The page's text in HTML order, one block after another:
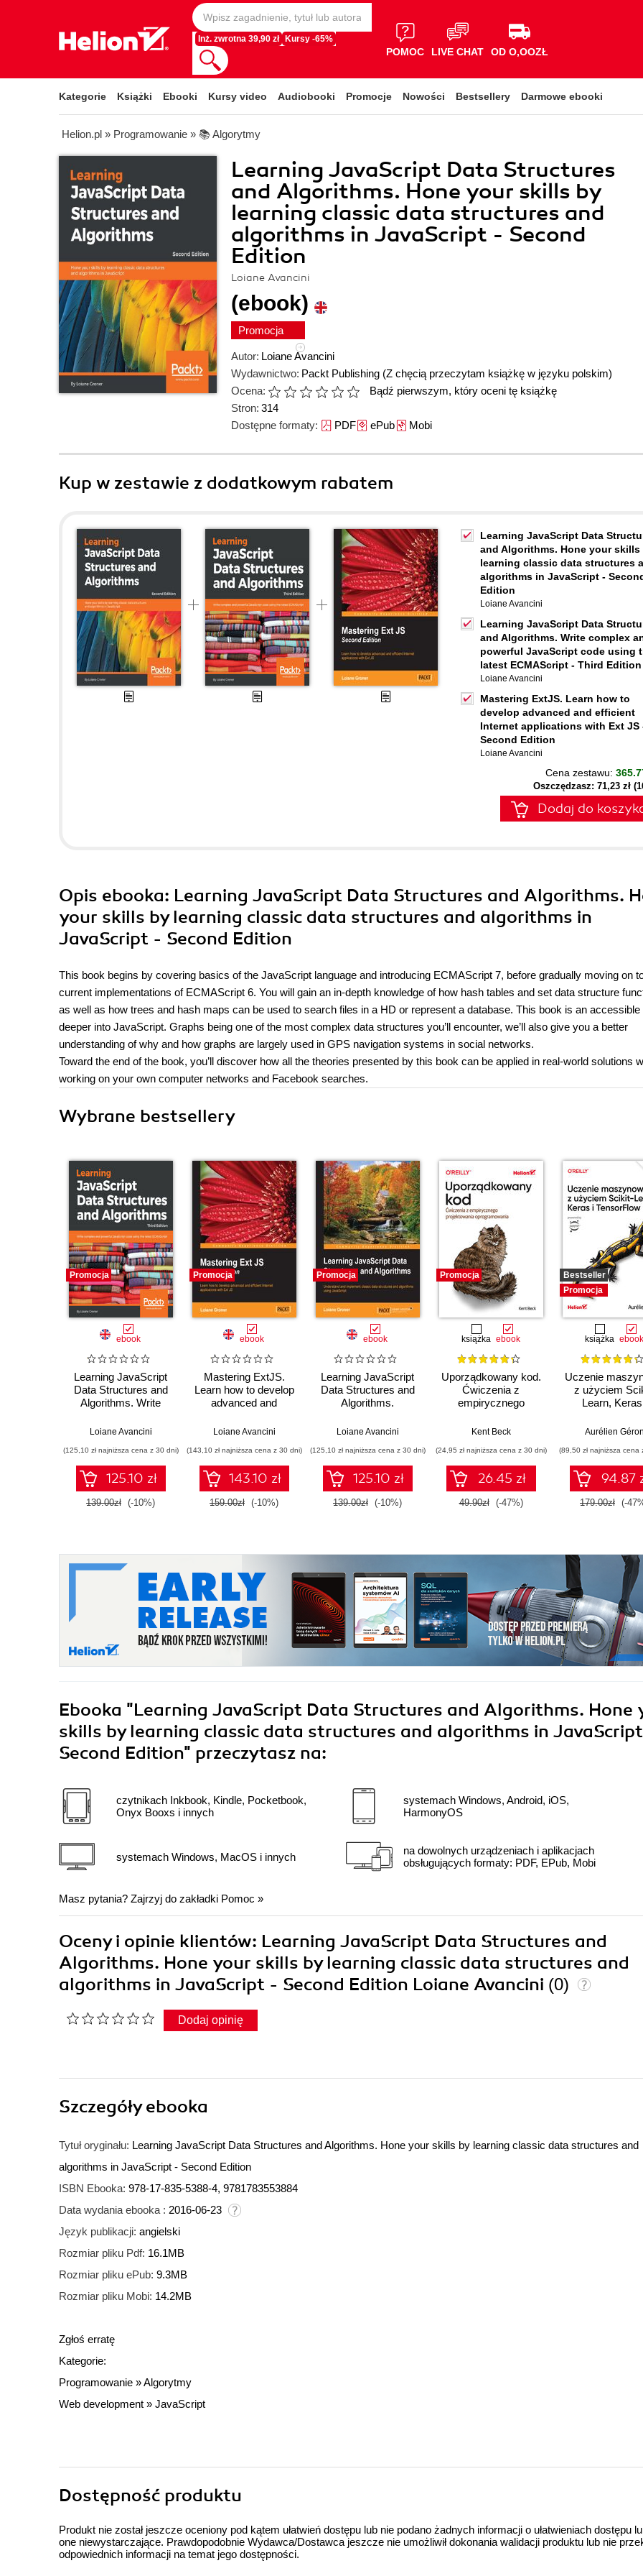
Inż. zwrotna 39,90 zł Kursy -65%
POMOC LIVE CHAT OD O,OOZŁ
Kategorie Książki Ebooki Kursy video Audiobooki Promocje Nowości Bestsellery Darmowe ebooki
Helion.pl » Programowanie » 📚 Algorytmy
Learning JavaScript Data Structures
and Algorithms. Hone your skills by
learning classic data structures and
algorithms in JavaScript - Second
Edition
Loiane Avancini
(ebook)
Promocja
Autor: Loiane Avancini
Wydawnictwo: Packt Publishing (Z chęcią przeczytam książkę w języku polskim)
Ocena:
Bądź pierwszym, który oceni tę książkę
Stron: 314
Dostępne formaty: PDFePubMobi
Kup w zestawie z dodatkowym rabatem
Learning JavaScript Data
and Algorithms. Hone your skills
learning classic data structures
algorithms in JavaScript -
Edition
Loiane Avancini
Learning JavaScript Data
and Algorithms. Write complex
powerful JavaScript code using
latest ECMAScript - Third Edition
Loiane Avancini
Mastering ExtJS. Learn how to
develop advanced and efficient
Internet applications with Ext JS
Second Edition
Loiane Avancini
Cena zestawu:
Oszczędzasz: 71,23 zł
Dodaj do
Opis ebooka: Learning JavaScript Data Structures and Algorithms.
your skills by learning classic data structures and algorithms in
JavaScript - Second Edition
This book begins by covering basics of the JavaScript language and introducing ECMAScript 7, before gradually moving on
current implementations of ECMAScript 6. You will gain an in-depth knowledge of how hash tables and set data structure
as well as how trees and hash maps can be used to search files in a HD or represent a database. This book is an accessible
deeper into JavaScript. Graphs being one of the most complex data structures you’ll encounter, we’ll also give you a better
understanding of why and how graphs are largely used in GPS navigation systems in social networks.
Toward the end of the book, you’ll discover how all the theories presented by this book can be applied in real-world solutions
working on your own computer networks and Facebook searches.
Wybrane bestsellery
Promocja
ebook
Learning JavaScript
Data Structures and
Algorithms. Write
powerful JavaScript
ECMAScript - Third
Edition
Loiane Avancini
(125,10 zł najniższa cena z 30 dni)
125.10 zł
139.00zł (-10%)
Promocja
ebook
Mastering ExtJS.
Learn how to develop
advanced and
applications with Ext
Loiane Avancini
(143,10 zł najniższa cena z 30 dni)
143.10 zł
159.00zł (-10%)
Promocja
ebook
Learning JavaScript
Data Structures and
Algorithms.
Structures and
you solve complex
development
problems – learn how
by exploring a huge
range of JavaScript
Loiane Avancini
(125,10 zł najniższa cena z 30 dni)
125.10 zł
139.00zł (-10%)
Promocja
książka ebook
Uporządkowany kod.
Ćwiczenia z
empirycznego
oprogramowania
Kent Beck
(24,95 zł najniższa cena z 30 dni)
26.45 zł
49.90zł (-47%)
Bestseller
Promocja
książka ebook
Uczenie
z użyciem
Learn,
III
Aurélien Géron
(89,50 zł najniższa cena
94.87
179.00zł (-
Ebooka "Learning JavaScript Data Structures and Algorithms. Hone
skills by learning classic data structures and algorithms in
Second Edition" przeczytasz na:
czytnikach Inkbook, Kindle, Pocketbook,
Onyx Booxs i innych
systemach Windows, MacOS i innych
systemach Windows, Android, iOS,
HarmonyOS
na dowolnych urządzeniach i aplikacjach
obsługujących formaty: PDF, EPub, Mobi
Masz pytania? Zajrzyj do zakładki Pomoc »
Oceny i opinie klientów: Learning JavaScript Data Structures and
Algorithms. Hone your skills by learning classic data structures and
algorithms in JavaScript - Second Edition Loiane Avancini (0)
Dodaj opinię
Szczegółyebooka
Tytuł oryginału: Learning JavaScript Data Structures and Algorithms. Hone your skills by learning classic data structures and
algorithms in JavaScript - Second Edition
ISBN Ebooka: 978-17-835-5388-4, 9781783553884
Data wydania ebooka : 2016-06-23
Język publikacji: angielski
Rozmiar pliku Pdf: 16.1MB
Rozmiar pliku ePub: 9.3MB
Rozmiar pliku Mobi: 14.2MB
Zgłoś erratę
Kategorie:
Programowanie »Algorytmy
Web development » JavaScript
Dostępność produktu
Produkt nie został jeszcze oceniony pod kątem ułatwień dostępu lub nie podano żadnych informacji o ułatwieniach dostępu
one niewystarczające. Prawdopodobnie Wydawca/Dostawca jeszcze nie umożliwił dokonania walidacji produktu lub nie
odpowiednich informacji na temat jego dostępności.